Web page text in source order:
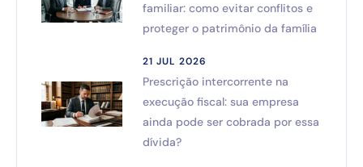
familiar: como evitar conflitos e
proteger o patrimônio da família
21 JUL 2026
Prescrição intercorrente na
execução fiscal: sua empresa
ainda pode ser cobrada por essa
dívida?